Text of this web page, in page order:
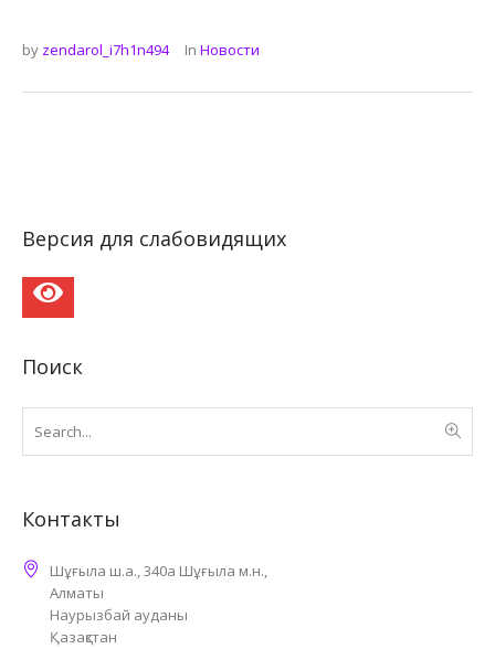
by zendarol_i7h1n494 In Новости
Версия для слабовидящих
Поиск
Контакты
Шұғыла ш.а., 340а Шұғыла м.н.,
Алматы
Наурызбай ауданы
Қазақстан